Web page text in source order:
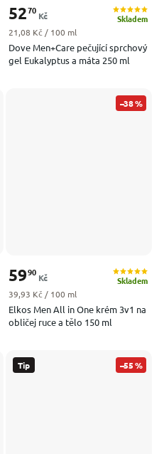
Dove Men+Care pečující sprchový
gel Eukalyptus a máta 250 ml
Skladem
5270
Kč
Měrná cena:
21,08 Kč / 100 ml
–38 %
Elkos Men All in One krém 3v1 na
obličej ruce a tělo 150 ml
Skladem
5990
Kč
Měrná cena:
39,93 Kč / 100 ml
Tip –55 %